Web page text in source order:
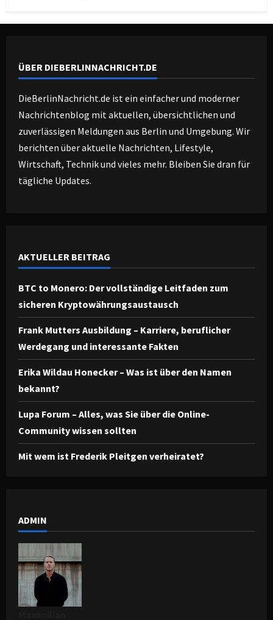
ÜBER DIEBERLINNACHRICHT.DE
DieBerlinNachricht.de ist ein einfacher und moderner
Nachrichtenblog mit aktuellen, übersichtlichen und
zuverlässigen Meldungen aus Berlin und Umgebung. Wir
berichten über aktuelle Nachrichten, Lifestyle,
Wirtschaft, Technik und vieles mehr. Bleiben Sie dran für
tägliche Updates.
AKTUELLER BEITRAG
BTC to Monero: Der vollständige Leitfaden zum
sicheren Kryptowährungsaustausch
Frank Mutters Ausbildung – Karriere, beruflicher
Werdegang und interessante Fakten
Erika Wildau Honecker – Was ist über den Namen
bekannt?
Lupa Forum – Alles, was Sie über die Online-
Community wissen sollten
Mit wem ist Frederik Pleitgen verheiratet?
ADMIN